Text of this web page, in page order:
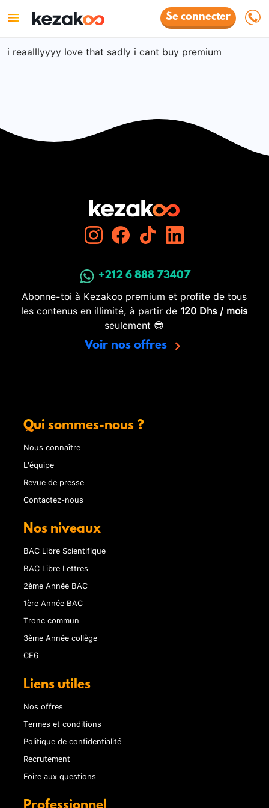
Se connecter
i reaalllyyyy love that sadly i cant buy premium
+212 6 888 73407
Abonne-toi à Kezakoo premium et profite de tous
les contenus en illimité, à partir de 120 Dhs / mois
seulement 😎
Voir nos offres
Qui sommes-nous ?
Nous connaître
L'équipe
Revue de presse
Contactez-nous
Nos niveaux
BAC Libre Scientifique
BAC Libre Lettres
2ème Année BAC
1ère Année BAC
Tronc commun
3ème Année collège
CE6
Liens utiles
Nos offres
Termes et conditions
Politique de confidentialité
Recrutement
Foire aux questions